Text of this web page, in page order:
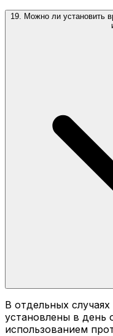
19. Можно ли установить
В отдельных
установлены в день
использованием